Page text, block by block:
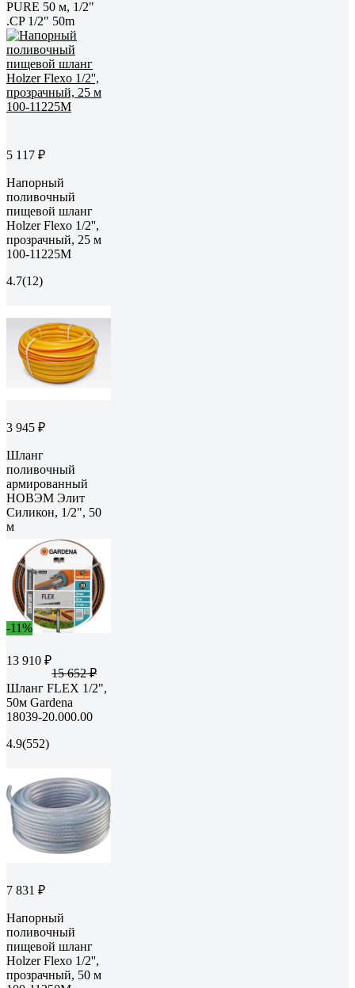
PURE 50 м, 1/2"
.CP 1/2" 50m
5 117 ₽
Напорный
поливочный
пищевой шланг
Holzer Flexo 1/2'',
прозрачный, 25 м
100-11225M
4.7(12)
3 945 ₽
Шланг
поливочный
армированный
НОВЭМ Элит
Силикон, 1/2", 50
м
-11%
13 910 ₽
15 652 ₽
Шланг FLEX 1/2",
50м Gardena
18039-20.000.00
4.9(552)
7 831 ₽
Напорный
поливочный
пищевой шланг
Holzer Flexo 1/2'',
прозрачный, 50 м